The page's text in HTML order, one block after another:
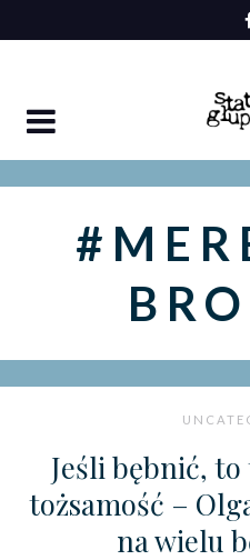
to
Jeśli bębnić, to
tożsamość –
na wielu